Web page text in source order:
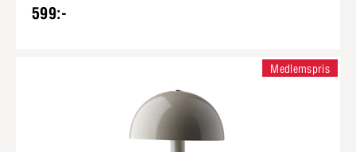
599:-
Medlemspris